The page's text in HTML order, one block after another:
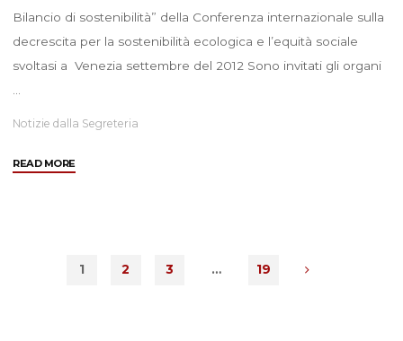
Bilancio di sostenibilità” della Conferenza internazionale sulla
decrescita per la sostenibilità ecologica e l’equità sociale
svoltasi a Venezia settembre del 2012 Sono invitati gli organi
Notizie dalla Segreteria
READ MORE"15
1 2 3 … 19